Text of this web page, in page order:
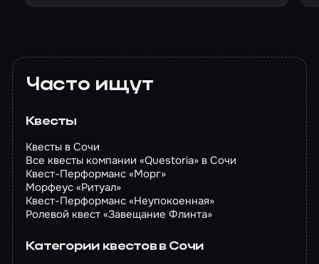
Часто ищут
Квесты
Квесты в Сочи
Все квесты компании «Questoria» в Сочи
Квест-Перформанс «Морг»
Морфеус «Ритуал»
Квест-Перформанс «Неупокоенная»
Ролевой квест «Завещание Флинта»
Категории квестов в Сочи